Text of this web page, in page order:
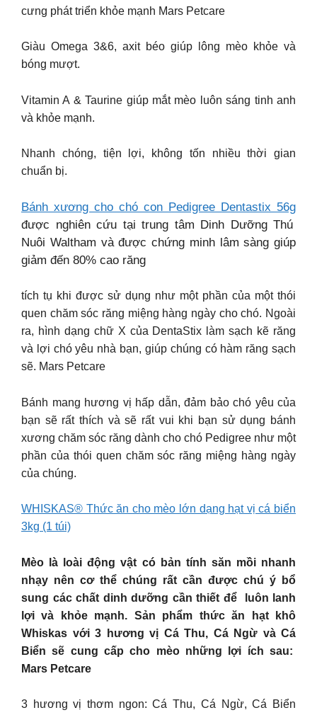
cưng phát triển khỏe mạnh Mars Petcare
Giàu Omega 3&6, axit béo giúp lông mèo khỏe và
bóng mượt.
Vitamin A & Taurine giúp mắt mèo luôn sáng tinh anh
và khỏe mạnh.
Nhanh chóng, tiện lợi, không tốn nhiều thời gian
chuẩn bị.
Bánh xương cho chó con Pedigree Dentastix 56g
được nghiên cứu tại trung tâm Dinh Dưỡng Thú
Nuôi Waltham và được chứng minh lâm sàng giúp
giảm đến 80% cao răng
tích tụ khi được sử dụng như một phần của một thói
quen chăm sóc răng miệng hàng ngày cho chó. Ngoài
ra, hình dạng chữ X của DentaStix làm sạch kẽ răng
và lợi chó yêu nhà bạn, giúp chúng có hàm răng sạch
sẽ. Mars Petcare
Bánh mang hương vị hấp dẫn, đảm bảo chó yêu của
bạn sẽ rất thích và sẽ rất vui khi bạn sử dụng bánh
xương chăm sóc răng dành cho chó Pedigree như một
phần của thói quen chăm sóc răng miệng hàng ngày
của chúng.
WHISKAS® Thức ăn cho mèo lớn dạng hạt vị cá biển
3kg (1 túi)
Mèo là loài động vật có bản tính săn mồi nhanh
nhạy nên cơ thể chúng rất cần được chú ý bổ
sung các chất dinh dưỡng cần thiết để luôn lanh
lợi và khỏe mạnh. Sản phẩm thức ăn hạt khô
Whiskas với 3 hương vị Cá Thu, Cá Ngừ và Cá
Biển sẽ cung cấp cho mèo những lợi ích sau:
Mars Petcare
3 hương vị thơm ngon: Cá Thu, Cá Ngừ, Cá Biển